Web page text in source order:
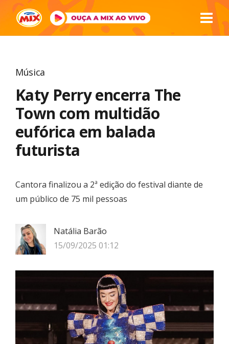
Música
Katy Perry encerra The
Town com multidão
eufórica em balada
futurista
Cantora finalizou a 2ª edição do festival diante de
um público de 75 mil pessoas
Natália Barão
15/09/2025 01:12